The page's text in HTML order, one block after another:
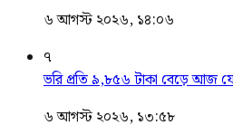
৬ আগস্ট ২০২৬, ১৪:০৬
৭
ভরি প্রতি ৯,৮৫৬ টাকা বেড়ে আজ যে
৬ আগস্ট ২০২৬, ১৩:৫৮